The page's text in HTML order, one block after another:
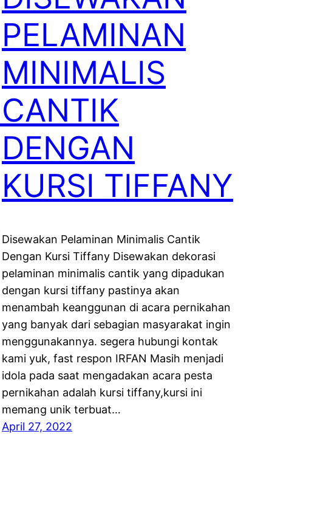
PELAMINAN
MINIMALIS
CANTIK
DENGAN
KURSI TIFFANY
Disewakan Pelaminan Minimalis Cantik
Dengan Kursi Tiffany Disewakan dekorasi
pelaminan minimalis cantik yang dipadukan
dengan kursi tiffany pastinya akan
menambah keanggunan di acara pernikahan
yang banyak dari sebagian masyarakat ingin
menggunakannya. segera hubungi kontak
kami yuk, fast respon IRFAN Masih menjadi
idola pada saat mengadakan acara pesta
pernikahan adalah kursi tiffany,kursi ini
memang unik terbuat…
April 27, 2022